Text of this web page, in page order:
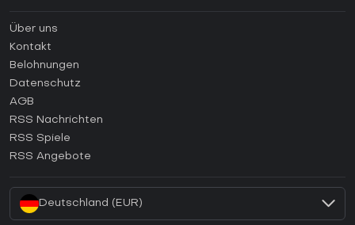
Anleitungen
Wie aktiviert man einen Steam CD Key?
Wie aktiviert man einen Epic Games CD Key?
Wie aktiviert man einen GOG CD Key?
Wie aktiviert man einen Ubisoft Connect CD Key?
Über uns
Kontakt
Belohnungen
Datenschutz
AGB
RSS Nachrichten
RSS Spiele
RSS Angebote
Deutschland (EUR)